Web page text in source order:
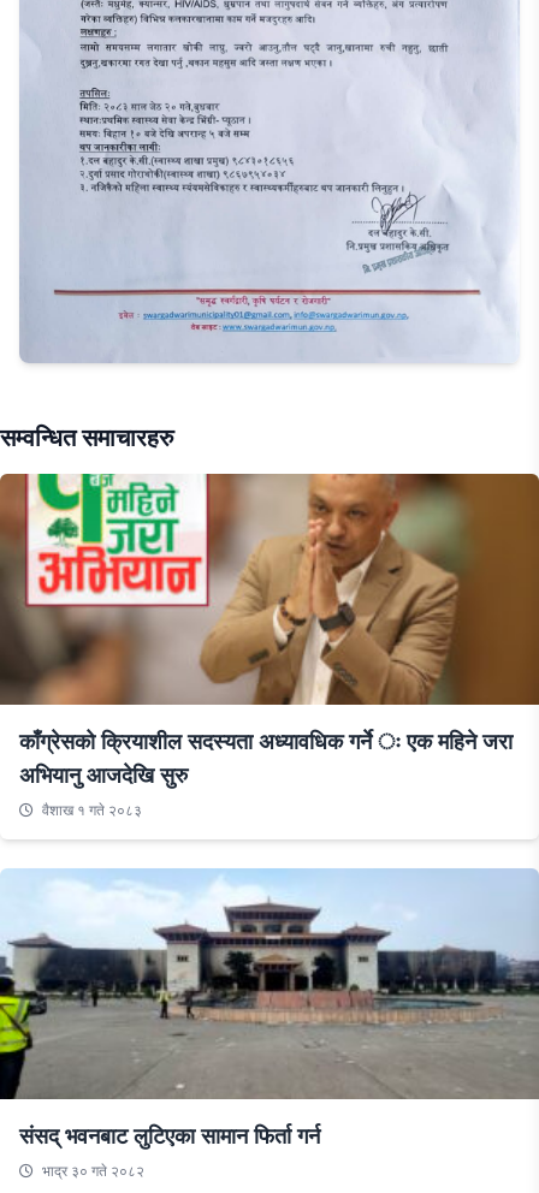
सम्वन्धित समाचारहरु
काँग्रेसको क्रियाशील सदस्यता अध्यावधिक गर्ने ः एक महिने जरा
अभियानु आजदेखि सुरु
वैशाख १ गते २०८३
संसद् भवनबाट लुटिएका सामान फिर्ता गर्न
भाद्र ३० गते २०८२